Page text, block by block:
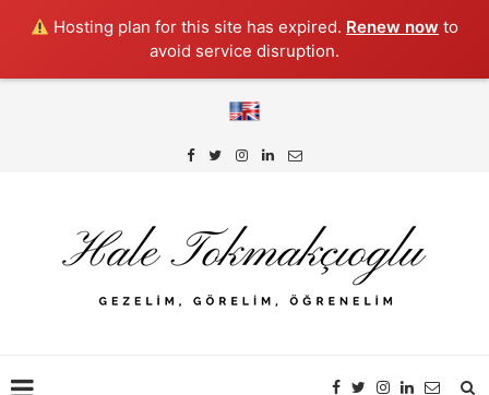
Hosting plan for this site has expired. Renew now to
avoid service disruption.